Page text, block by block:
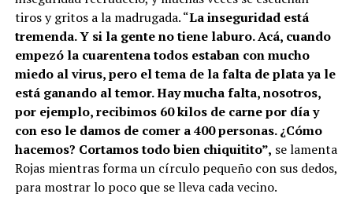
tiros y gritos a la madrugada. “La inseguridad está
tremenda. Y si la gente no tiene laburo. Acá, cuando
empezó la cuarentena todos estaban con mucho
miedo al virus, pero el tema de la falta de plata ya le
está ganando al temor. Hay mucha falta, nosotros,
por ejemplo, recibimos 60 kilos de carne por día y
con eso le damos de comer a 400 personas. ¿Cómo
hacemos? Cortamos todo bien chiquitito”, se lamenta
Rojas mientras forma un círculo pequeño con sus dedos,
para mostrar lo poco que se lleva cada vecino.